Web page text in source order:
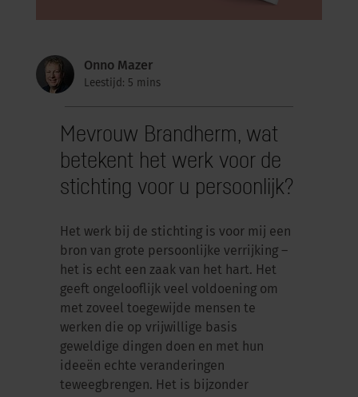
Onno Mazer
Leestijd: 5 mins
Mevrouw Brandherm, wat
betekent het werk voor de
stichting voor u persoonlijk?
Het werk bij de stichting is voor mij een
bron van grote persoonlijke verrijking –
het is echt een zaak van het hart. Het
geeft ongelooflijk veel voldoening om
met zoveel toegewijde mensen te
werken die op vrijwillige basis
geweldige dingen doen en met hun
ideeën echte veranderingen
teweegbrengen. Het is bijzonder